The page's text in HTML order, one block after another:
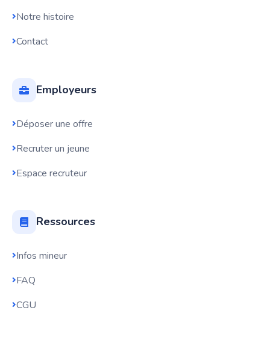
Notre histoire
Contact
Employeurs
Déposer une offre
Recruter un jeune
Espace recruteur
Ressources
Infos mineur
FAQ
CGU